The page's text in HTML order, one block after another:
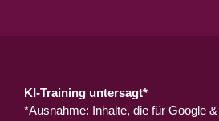
KI-Training untersagt*
*Ausnahme: Inhalte, die für Google